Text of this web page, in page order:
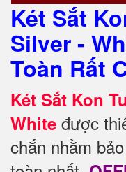
Két Sắt
Silver -
Toàn Rất
Két Sắt Kon
White được
chắn nhằm